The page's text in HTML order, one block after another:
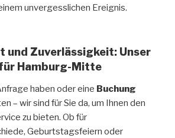
unvergesslichen Ereignis.
und Zuverlässigkeit: Unser
Hamburg-Mitte
haben oder eine Buchung
– wir sind für Sie da, um Ihnen den
zu bieten. Ob für
Geburtstagsfeiern oder